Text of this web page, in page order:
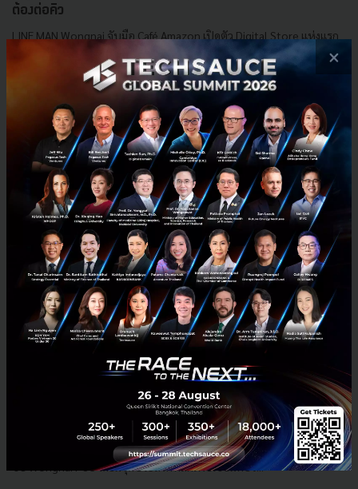
ต้องต่อคิว
LINE MAN Wongnai จับมือ Café Amazon เปิดตัว Digital Store แห่งแรก
ในไทย ชูเทคโนโลยี Wongnai POS ให้ลูกค้า สั่ง-จ่าย-รับ กาแฟได้โดยไม่
ต้องต่อคิว ตอบโจทย์ไลฟ์สไตล์ยุคใหม่ เริ่มแล้วที่...
Wongnai POS Café Amazon Digital Store LINE MAN Wongnai
SCB และ Wongnai เปิดตัว “แม่มณี x Wongnai POS”
Payment ครบวงจรสำหรับร้านอาหาร
ก่อนหน้านี้ “วงใน” (Wongnai) แพลตฟอร์มด้านการค้นหาร้านอาหารยอด
นิยม เปิดตัวระบบการจัดการร้านอาหาร หรือ POS (Point of Sale) ภายใต้
ชื่อ Wongnai POS โดยมีจุดประสงค์หลักเพื่อเชื่อมต่อร้...
×